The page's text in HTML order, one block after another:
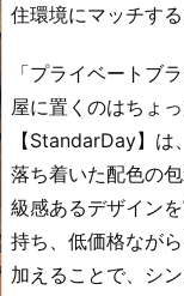
住環境にマッチす
「プライベートブ
屋に置くのはちょ
【StandarDay】
落ち着いた配色の
級感あるデザイン
持ち、低価格なが
加えることで、シ